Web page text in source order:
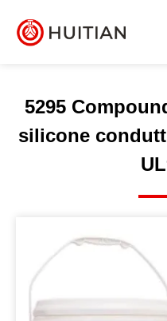
5295
silicone